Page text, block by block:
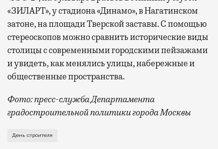
«ЗИЛАРТ», у стадиона «Динамо», в Нагатинском
затоне, на площади Тверской заставы. С помощью
стереоскопов можно сравнить исторические виды
столицы с современными городскими пейзажами
и увидеть, как менялись улицы, набережные и
общественные пространства.
Фото: пресс-служба Департамента
градостроительной политики города Москвы
В этом году профессиональный праздник День
День строителя